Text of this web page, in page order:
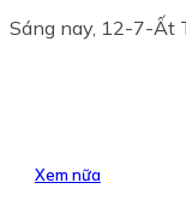
Sáng nay, 12-7-Ất
Xem nữa